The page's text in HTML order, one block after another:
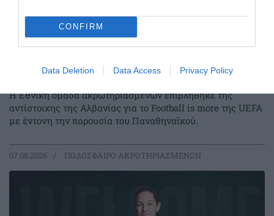
CONFIRM
Data Deletion Data Access Privacy Policy
Ξεκίνημα με «πράσινη» σφραγίδα
Η Εθνική ομάδα ακρωτηριασμένων επιβλήθηκε της
αντίστοιχης της Αλβανίας για το Football is more της UEFA
με έντονη την παρουσία του Παναθηναϊκού.
07.08.2026 ΠΟΔΟΣΦΑΙΡΟ ΑΚΡΩΤΗΡΙΑΣΜΕΝΩΝ